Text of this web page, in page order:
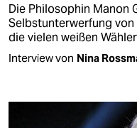
Die Philosophin Manon
Selbst­unterwerfung von
die vielen weißen
Interview von Nina